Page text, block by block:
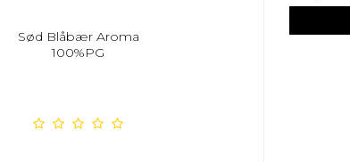
Sød Blåbær Aroma
100%PG